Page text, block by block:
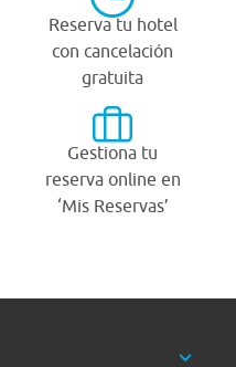
Reserva tu hotel
con cancelación
gratuita
Gestiona tu
reserva online en
‘Mis Reservas’